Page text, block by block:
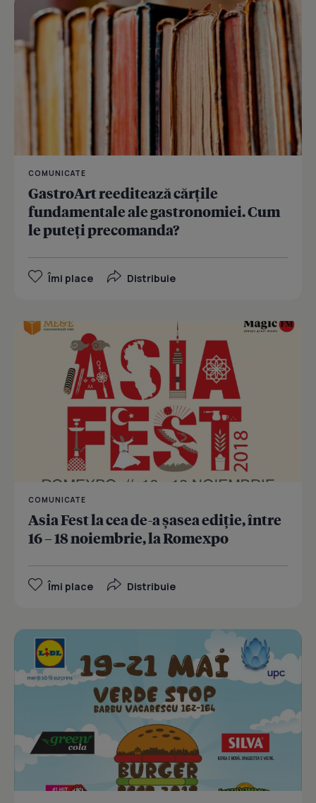
COMUNICATE
GastroArt reeditează cărțile
fundamentale ale gastronomiei. Cum
le puteți precomanda?
Îmi place Distribuie
COMUNICATE
Asia Fest la cea de-a șasea ediție, între
16 – 18 noiembrie, la Romexpo
Îmi place Distribuie